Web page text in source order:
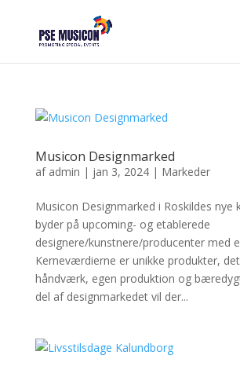
Musicon Designmarked
af admin | jan 3, 2024| Markeder
Musicon Designmarked i Roskildes nye
byder på upcoming- og etablerede
designere/kunstnere/producenter med
Kerneværdierne er unikke produkter,
håndværk, egen produktion og
del af designmarkedet vil der...